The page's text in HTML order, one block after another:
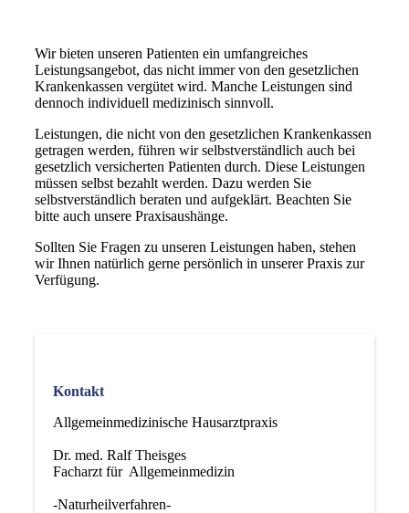
Wir bieten unseren Patienten ein umfangreiches
Leistungsangebot, das nicht immer von den gesetzlichen
Krankenkassen vergütet wird. Manche Leistungen sind
dennoch individuell medizinisch sinnvoll.
Leistungen, die nicht von den gesetzlichen Krankenkassen
getragen werden, führen wir selbstverständlich auch bei
gesetzlich versicherten Patienten durch. Diese Leistungen
müssen selbst bezahlt werden. Dazu werden Sie
selbstverständlich beraten und aufgeklärt. Beachten Sie
bitte auch unsere Praxisaushänge.
Sollten Sie Fragen zu unseren Leistungen haben, stehen
wir Ihnen natürlich gerne persönlich in unserer Praxis zur
Verfügung.
Kontakt
Allgemeinmedizinische Hausarztpraxis
Dr. med. Ralf Theisges
Facharzt für Allgemeinmedizin
-Naturheilverfahren-